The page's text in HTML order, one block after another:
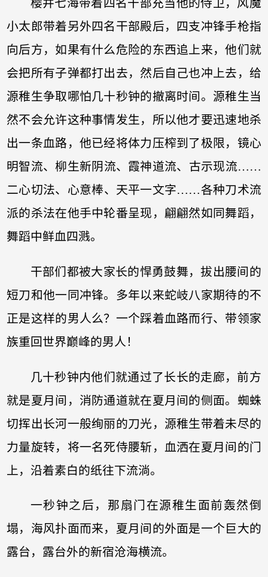
樱井七海带着四名干部充当他的侍卫，风魔
小太郎带着另外四名干部殿后，四支冲锋手枪指
向后方，如果有什么危险的东西追上来，他们就
会把所有子弹都打出去，然后自己也冲上去，给
源稚生争取哪怕几十秒钟的撤离时间。源稚生当
然不会允许这种事情发生，所以他才要迅速地杀
出一条血路，他已经将体力压榨到了极限，镜心
明智流、柳生新阴流、霞神道流、古示现流……
二心切法、心意棒、天平一文字……各种刀术流
派的杀法在他手中轮番呈现，翩翩然如同舞蹈，
舞蹈中鲜血四溅。
干部们都被大家长的悍勇鼓舞，拔出腰间的
短刀和他一同冲锋。多年以来蛇岐八家期待的不
正是这样的男人么？一个踩着血路而行、带领家
族重回世界巅峰的男人！
几十秒钟内他们就通过了长长的走廊，前方
就是夏月间，消防通道就在夏月间的侧面。蜘蛛
切挥出长河一般绚丽的刀光，源稚生带着未尽的
力量旋转，将一名死侍腰斩，血洒在夏月间的门
上，沿着素白的纸往下流淌。
一秒钟之后，那扇门在源稚生面前轰然倒
塌，海风扑面而来，夏月间的外面是一个巨大的
露台，露台外的新宿沧海横流。